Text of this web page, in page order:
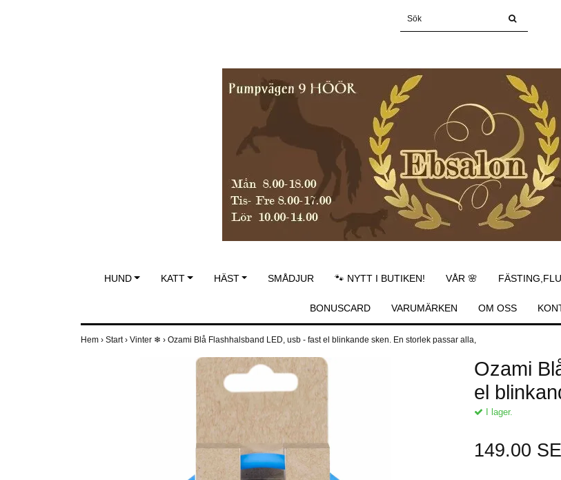
HUND KATT HÄST SMÅDJUR 🐾 NYTT I BUTIKEN! VÅR 🌸
BONUSCARD VARUMÄRKEN OM OSS
Hem › Start› Vinter ❄ › Ozami Blå Flashhalsband LED, usb - fast el blinkande sken. En storlek passar alla,
Ozami
el
I lager.
149.00